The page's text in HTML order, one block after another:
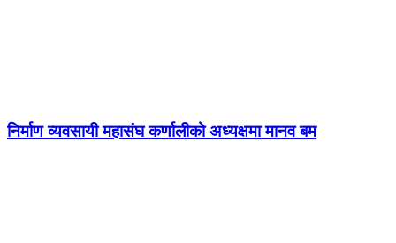
निर्माण व्यवसायी महासंघ कर्णालीको अध्यक्षमा मानव बम